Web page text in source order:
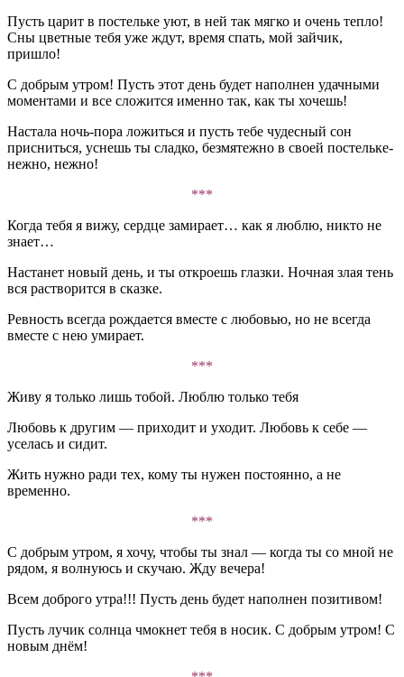
Пусть царит в постельке уют, в ней так мягко и очень тепло!
Сны цветные тебя уже ждут, время спать, мой зайчик,
пришло!
С добрым утром! Пусть этот день будет наполнен удачными
моментами и все сложится именно так, как ты хочешь!
Настала ночь-пора ложиться и пусть тебе чудесный сон
присниться, уснешь ты сладко, безмятежно в своей постельке-
нежно, нежно!
***
Когда тебя я вижу, сердце замирает… как я люблю, никто не
знает…
Настанет новый день, и ты откроешь глазки. Ночная злая тень
вся растворится в сказке.
Ревность всегда рождается вместе с любовью, но не всегда
вместе с нею умирает.
***
Живу я только лишь тобой. Люблю только тебя
Любовь к другим — приходит и уходит. Любовь к себе —
уселась и сидит.
Жить нужно ради тех, кому ты нужен постоянно, а не
временно.
***
С добрым утром, я хочу, чтобы ты знал — когда ты со мной не
рядом, я волнуюсь и скучаю. Жду вечера!
Всем доброго утра!!! Пусть день будет наполнен позитивом!
Пусть лучик солнца чмокнет тебя в носик. С добрым утром! С
новым днём!